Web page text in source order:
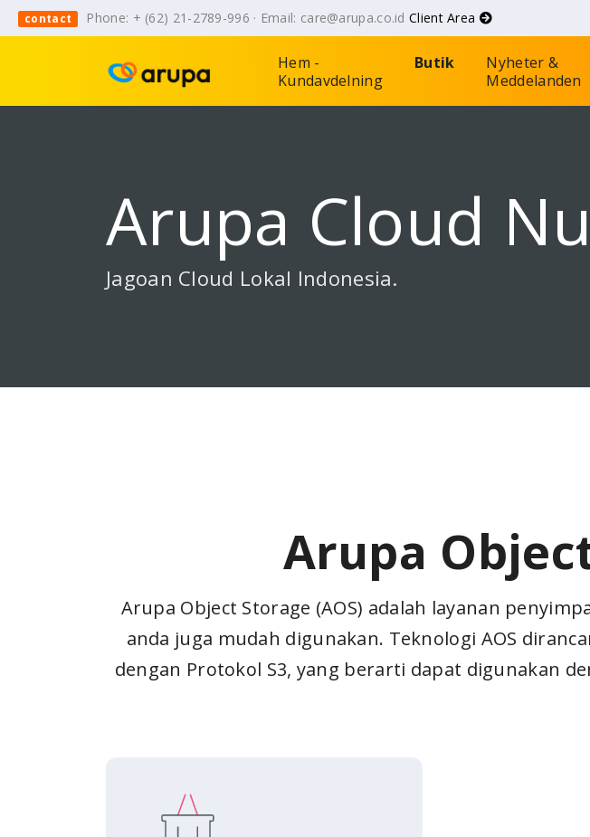
contact Phone: + (62) 21-2789-996 · Email: care@arupa.co.idClient Area
Hem -
Kundavdelning
Butik
Nyheter &
Meddelanden
Arupa Cloud
Jagoan Cloud Lokal Indonesia.
Arupa
Arupa Object Storage (AOS) adalah layanan
anda juga mudah digunakan. Teknologi AOS
dengan Protokol S3, yang berarti dapat digunakan